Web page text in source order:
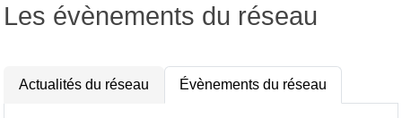
Les évènements du réseau
Actualités du réseau Évènements du réseau